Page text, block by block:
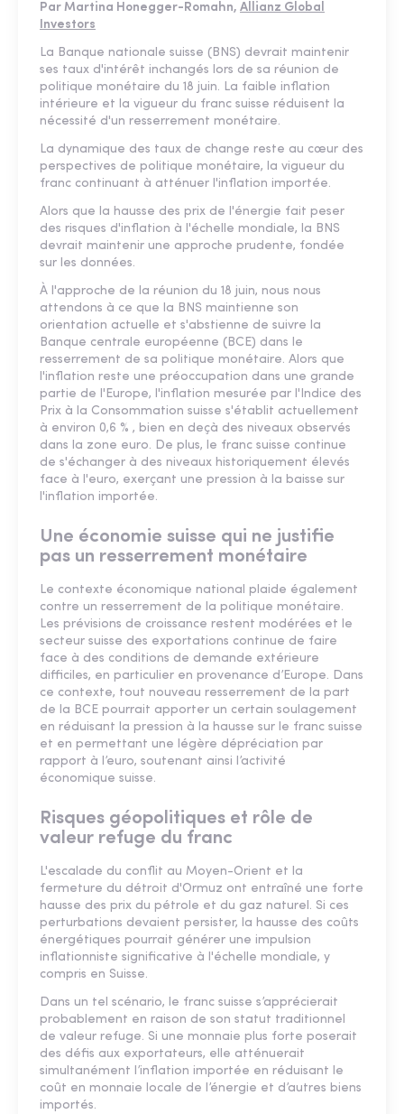
Par Martina Honegger-Romahn, Allianz Global
Investors
La Banque nationale suisse (BNS) devrait maintenir
ses taux d'intérêt inchangés lors de sa réunion de
politique monétaire du 18 juin. La faible inflation
intérieure et la vigueur du franc suisse réduisent la
nécessité d'un resserrement monétaire.
La dynamique des taux de change reste au cœur des
perspectives de politique monétaire, la vigueur du
franc continuant à atténuer l'inflation importée.
Alors que la hausse des prix de l'énergie fait peser
des risques d'inflation à l'échelle mondiale, la BNS
devrait maintenir une approche prudente, fondée
sur les données.
À l'approche de la réunion du 18 juin, nous nous
attendons à ce que la BNS maintienne son
orientation actuelle et s'abstienne de suivre la
Banque centrale européenne (BCE) dans le
resserrement de sa politique monétaire. Alors que
l'inflation reste une préoccupation dans une grande
partie de l'Europe, l'inflation mesurée par l'Indice des
Prix à la Consommation suisse s'établit actuellement
à environ 0,6 % , bien en deçà des niveaux observés
dans la zone euro. De plus, le franc suisse continue
de s'échanger à des niveaux historiquement élevés
face à l'euro, exerçant une pression à la baisse sur
l'inflation importée.
Une économie suisse qui ne justifie
pas un resserrement monétaire
Le contexte économique national plaide également
contre un resserrement de la politique monétaire.
Les prévisions de croissance restent modérées et le
secteur suisse des exportations continue de faire
face à des conditions de demande extérieure
difficiles, en particulier en provenance d’Europe. Dans
ce contexte, tout nouveau resserrement de la part
de la BCE pourrait apporter un certain soulagement
en réduisant la pression à la hausse sur le franc suisse
et en permettant une légère dépréciation par
rapport à l’euro, soutenant ainsi l’activité
économique suisse.
Risques géopolitiques et rôle de
valeur refuge du franc
L'escalade du conflit au Moyen-Orient et la
fermeture du détroit d'Ormuz ont entraîné une forte
hausse des prix du pétrole et du gaz naturel. Si ces
perturbations devaient persister, la hausse des coûts
énergétiques pourrait générer une impulsion
inflationniste significative à l'échelle mondiale, y
compris en Suisse.
Dans un tel scénario, le franc suisse s’apprécierait
probablement en raison de son statut traditionnel
de valeur refuge. Si une monnaie plus forte poserait
des défis aux exportateurs, elle atténuerait
simultanément l’inflation importée en réduisant le
coût en monnaie locale de l’énergie et d’autres biens
importés.